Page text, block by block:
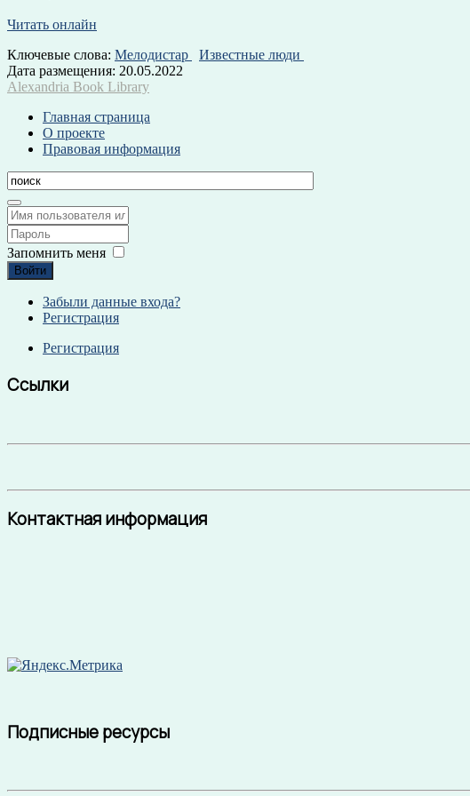
Читать онлайн
Ключевые слова: Мелодистар
Известные люди
Дата размещения: 20.05.2022
Alexandria Book Library
Главная страница
О проекте
Правовая информация
Запомнить меня
Войти
Забыли данные входа?
Регистрация
Регистрация
Ссылки
Контактная информация
Подписные ресурсы